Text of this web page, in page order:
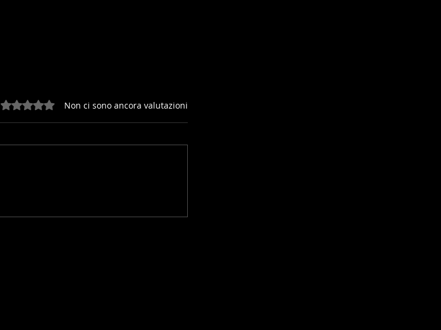
Valutazione 0 stelle su 5.Non ci sono ancora valutazioni